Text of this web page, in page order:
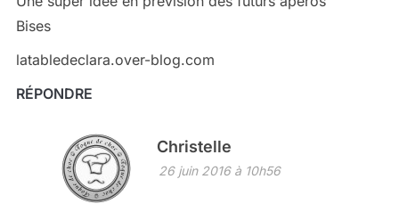
Bises
latabledeclara.over-blog.com
RÉPONDRE
Christelle
26 juin 2016 à 10h56